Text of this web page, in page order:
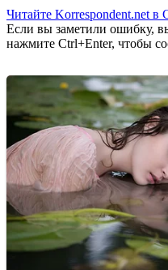
Читайте Korrespondent.net в
Если вы заметили ошибку,
нажмите Ctrl+Enter, чтобы